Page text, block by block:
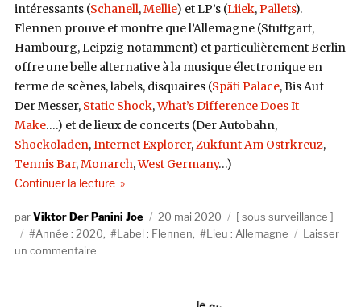
intéressants (Schanell,Mellie) et LP’s (Liiek,Pallets).
Flennen prouve et montre que l’Allemagne (Stuttgart,
Hambourg, Leipzig notamment) et particulièrement Berlin
offre une belle alternative à la musique électronique en
terme de scènes, labels, disquaires (Späti Palace, Bis Auf
Der Messer, Static Shock,What’s Difference Does It
Make….) et de lieux de concerts (Der Autobahn,
Shockoladen,Internet Explorer,Zukfunt Am Ostrkreuz,
Tennis Bar,Monarch,West Germany…)
Continuer la lecturede « Sous Surveillance : Flennen »
AuteurViktor Der Panini Joe
Publié
le
20 mai 2020 Catégories
sous surveillance
Étiquettes
Année : 2020, Label : Flennen, Lieu : Allemagne
Laisser
un commentairesur